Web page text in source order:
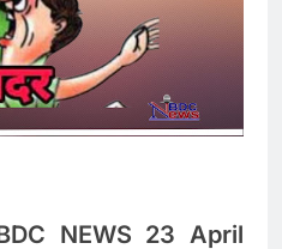
BDC NEWS 23 April